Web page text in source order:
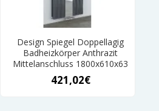
Design Spiegel Doppellagig
Badheizkörper Anthrazit
Mittelanschluss 1800x610x63
421,02€